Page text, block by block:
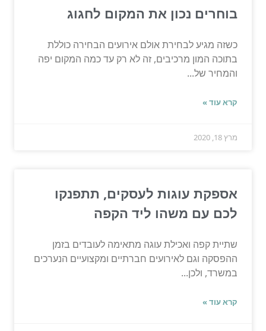
בוחרים נכון את המקום לחגוג
כשזה מגיע לבחירת אולם אירועים הבחירה כוללת
בתוכה המון מרכיבים, זה לא רק עד כמה המקום יפה
והמחיר של...
קרא עוד »
מרץ 18, 2020
אספקת עוגות לעסקים, תתפנקו
לכם עם משהו ליד הקפה
שתיית קפה ואכילת עוגה מתאימה לעובדים בזמן
ההפסקה וגם לאירועים חברתיים ומקצועיים הנערכים
במשרד, ולכן...
קרא עוד »